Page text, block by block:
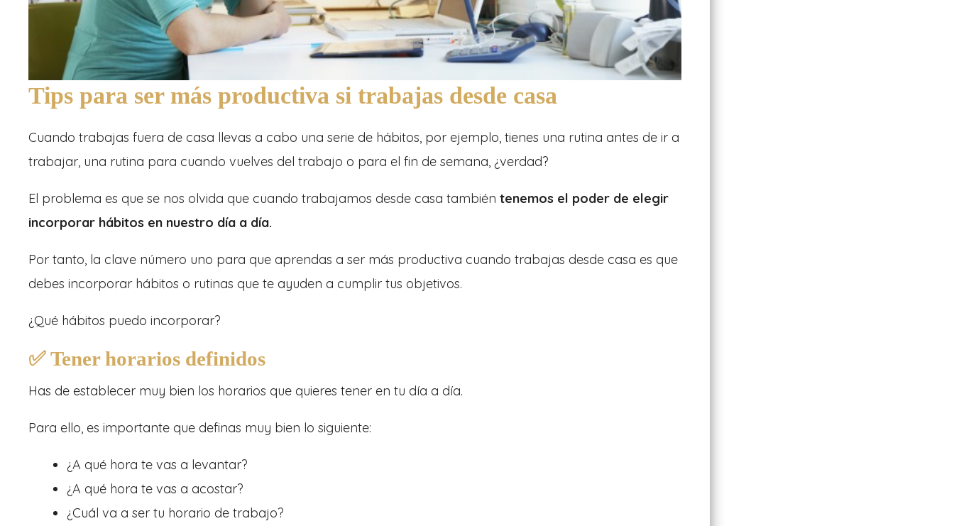
Tips para ser más productiva si trabajas desde casa
Cuando trabajas fuera de casa llevas a cabo una serie de hábitos, por ejemplo, tienes una rutina antes de ir a
trabajar, una rutina para cuando vuelves del trabajo o para el fin de semana, ¿verdad?
El problema es que se nos olvida que cuando trabajamos desde casa también tenemos el poder de elegir
incorporar hábitos en nuestro día a día.
Por tanto, la clave número uno para que aprendas a ser más productiva cuando trabajas desde casa es que
debes incorporar hábitos o rutinas que te ayuden a cumplir tus objetivos.
¿Qué hábitos puedo incorporar?
✅ Tener horarios definidos
Has de establecer muy bien los horarios que quieres tener en tu día a día.
Para ello, es importante que definas muy bien lo siguiente:
¿A qué hora te vas a levantar?
¿A qué hora te vas a acostar?
¿Cuál va a ser tu horario de trabajo?